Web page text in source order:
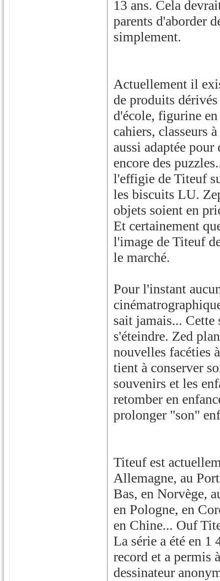
13 ans. Cela
parents d'aborder
simplement.
Actuellement il
de produits
d'école, figurine
cahiers, classeurs
aussi adaptée
encore des
l'effigie de Titeuf
les biscuits LU.
objets soient en
Et certainement
l'image de Titeuf
le marché.
Pour l'instant
sait jamais... Cette
s'éteindre. Zed
nouvelles facéties
tient à conserver
souvenirs et les
retomber en
prolonger "son"
Titeuf est
Allemagne, au
Bas, en Norvège,
en Pologne, en
en Chine... Ouf
La série a été en 1
record et a permis
dessinateur